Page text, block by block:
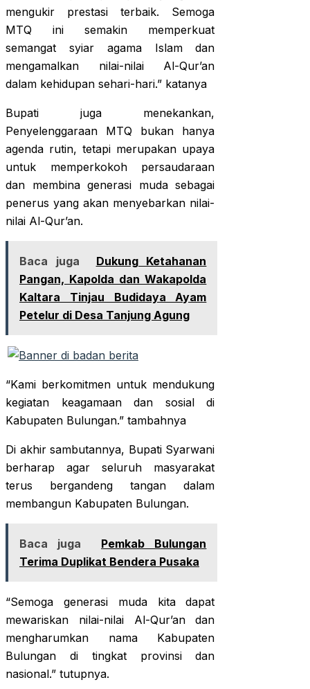
mengukir prestasi terbaik. Semoga
MTQ ini semakin memperkuat
semangat syiar agama Islam dan
mengamalkan nilai-nilai Al-Qur’an
dalam kehidupan sehari-hari.” katanya
Bupati juga menekankan,
Penyelenggaraan MTQ bukan hanya
agenda rutin, tetapi merupakan upaya
untuk memperkokoh persaudaraan
dan membina generasi muda sebagai
penerus yang akan menyebarkan nilai-
nilai Al-Qur’an.
Baca juga
Dukung Ketahanan
Pangan, Kapolda dan Wakapolda
Kaltara Tinjau Budidaya Ayam
Petelur di Desa Tanjung Agung
“Kami berkomitmen untuk mendukung
kegiatan keagamaan dan sosial di
Kabupaten Bulungan.” tambahnya
Di akhir sambutannya, Bupati Syarwani
berharap agar seluruh masyarakat
terus bergandeng tangan dalam
membangun Kabupaten Bulungan.
Baca juga
Pemkab Bulungan
Terima Duplikat Bendera Pusaka
“Semoga generasi muda kita dapat
mewariskan nilai-nilai Al-Qur’an dan
mengharumkan nama Kabupaten
Bulungan di tingkat provinsi dan
nasional.” tutupnya.